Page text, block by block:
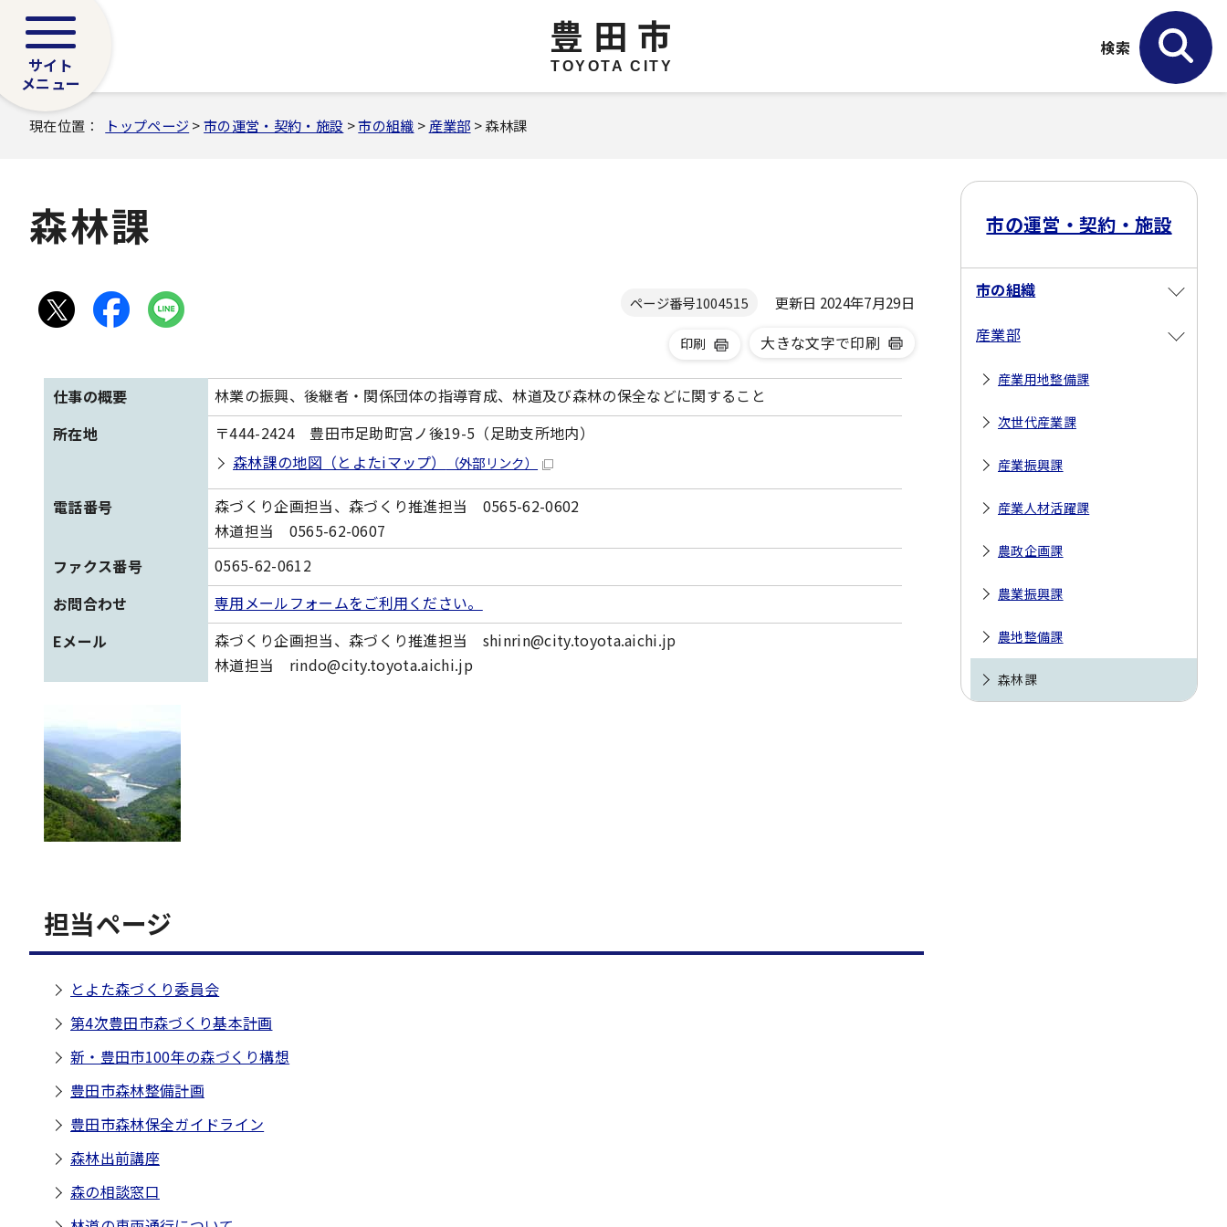
豊田市
TOYOTA CITY
サイト
メニュー
検索
現在位置： トップページ >市の運営・契約・施設 >市の組織 > 産業部 > 森林課
森林課
ページ番号1004515 更新日 2024年7月29日
印刷 大きな文字で印刷
仕事の概要
林業の振興、後継者・関係団体の指導育成、林道及び森林の保全などに関すること
所在地
〒444-2424 豊田市足助町宮ノ後19-5（足助支所地内）
森林課の地図（とよたiマップ）
（外部リンク）
電話番号
森づくり企画担当、森づくり推進担当 0565-62-0602
林道担当 0565-62-0607
ファクス番号
0565-62-0612
お問合わせ
専用メールフォームをご利用ください。
Eメール
森づくり企画担当、森づくり推進担当 shinrin@city.toyota.aichi.jp
林道担当 rindo@city.toyota.aichi.jp
担当ページ
とよた森づくり委員会
第4次豊田市森づくり基本計画
新・豊田市100年の森づくり構想
豊田市森林整備計画
豊田市森林保全ガイドライン
森林出前講座
森の相談窓口
市の運営・契約・施設
市の組織
産業部
産業用地整備課
次世代産業課
産業振興課
産業人材活躍課
農政企画課
農業振興課
農地整備課
森林課